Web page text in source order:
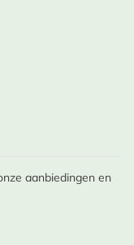
aanbiedingen en